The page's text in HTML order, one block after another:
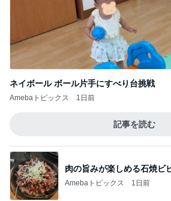
ネイボール ボール片手にすべり台挑戦
Amebaトピックス 1日前
記事を読む
肉の旨みが楽しめる石焼ビ
Amebaトピックス 1日前